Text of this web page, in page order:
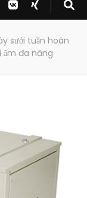
sưởi tuần hoàn
ấm đa năng